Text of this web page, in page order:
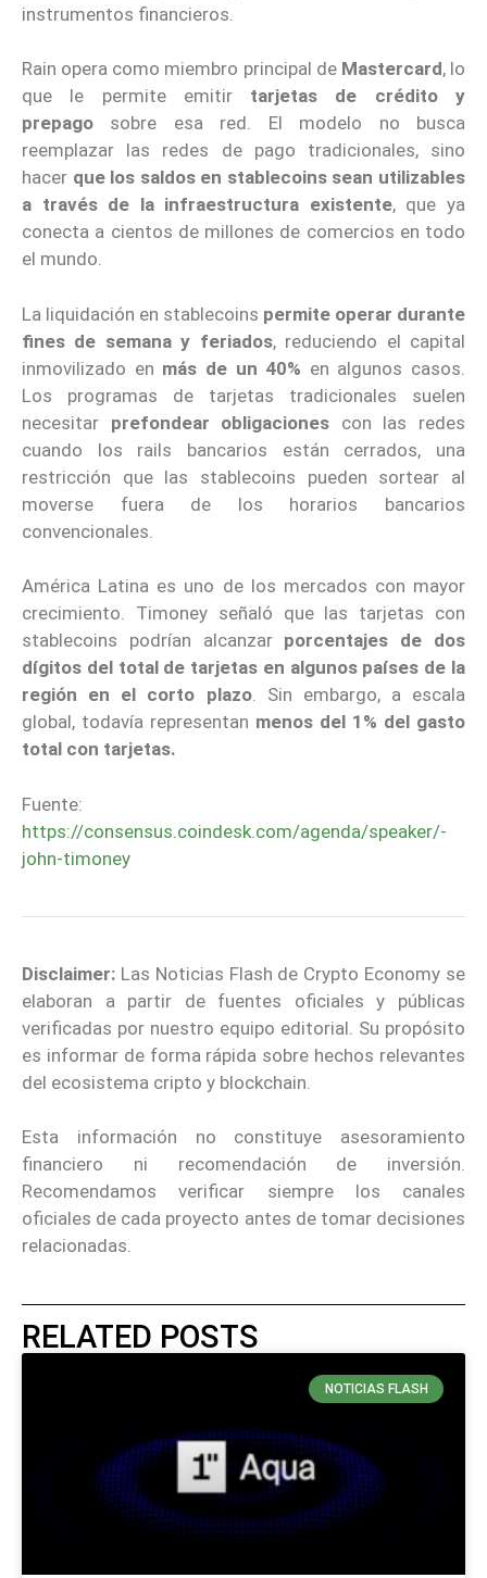
instrumentos financieros.
Rain opera como miembro principal de Mastercard, lo
que le permite emitir tarjetas de crédito y
prepago sobre esa red. El modelo no busca
reemplazar las redes de pago tradicionales, sino
hacer que los saldos en stablecoins sean utilizables
a través de la infraestructura existente, que ya
conecta a cientos de millones de comercios en todo
el mundo.
La liquidación en stablecoins permite operar durante
fines de semana y feriados, reduciendo el capital
inmovilizado en más de un 40% en algunos casos.
Los programas de tarjetas tradicionales suelen
necesitar prefondear obligaciones con las redes
cuando los rails bancarios están cerrados, una
restricción que las stablecoins pueden sortear al
moverse fuera de los horarios bancarios
convencionales.
América Latina es uno de los mercados con mayor
crecimiento. Timoney señaló que las tarjetas con
stablecoins podrían alcanzar porcentajes de dos
dígitos del total de tarjetas en algunos países de la
región en el corto plazo. Sin embargo, a escala
global, todavía representan menos del 1% del gasto
total con tarjetas.
Fuente:
https://consensus.coindesk.com/agenda/speaker/-
john-timoney
Disclaimer: Las Noticias Flash de Crypto Economy se
elaboran a partir de fuentes oficiales y públicas
verificadas por nuestro equipo editorial. Su propósito
es informar de forma rápida sobre hechos relevantes
del ecosistema cripto y blockchain.
Esta información no constituye asesoramiento
financiero ni recomendación de inversión.
Recomendamos verificar siempre los canales
oficiales de cada proyecto antes de tomar decisiones
relacionadas.
RELATED POSTS
NOTICIAS FLASH